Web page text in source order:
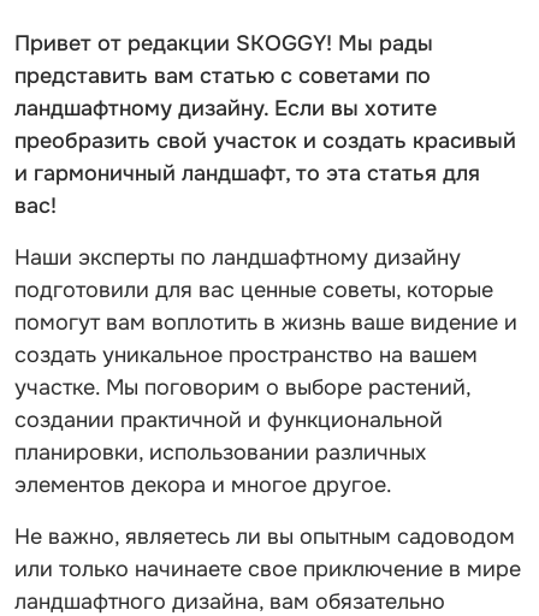
Привет от редакции SKOGGY! Мы рады
представить вам статью с советами по
ландшафтному дизайну. Если вы хотите
преобразить свой участок и создать красивый
и гармоничный ландшафт, то эта статья для
вас!
Наши эксперты по ландшафтному дизайну
подготовили для вас ценные советы, которые
помогут вам воплотить в жизнь ваше видение и
создать уникальное пространство на вашем
участке. Мы поговорим о выборе растений,
создании практичной и функциональной
планировки, использовании различных
элементов декора и многое другое.
Не важно, являетесь ли вы опытным садоводом
или только начинаете свое приключение в мире
ландшафтного дизайна, вам обязательно